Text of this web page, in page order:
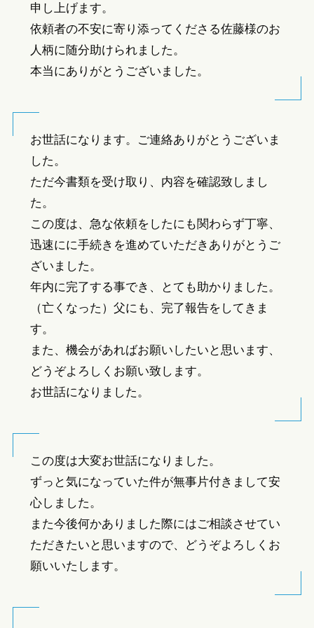
申し上げます。
依頼者の不安に寄り添ってくださる佐藤様のお
人柄に随分助けられました。
本当にありがとうございました。
お世話になります。ご連絡ありがとうございま
した。
ただ今書類を受け取り、内容を確認致しまし
た。
この度は、急な依頼をしたにも関わらず丁寧、
迅速にに手続きを進めていただきありがとうご
ざいました。
年内に完了する事でき、とても助かりました。
（亡くなった）父にも、完了報告をしてきま
す。
また、機会があればお願いしたいと思います、
どうぞよろしくお願い致します。
お世話になりました。
この度は大変お世話になりました。
ずっと気になっていた件が無事片付きまして安
心しました。
また今後何かありました際にはご相談させてい
ただきたいと思いますので、どうぞよろしくお
願いいたします。